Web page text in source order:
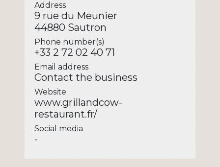
Address
9 rue du Meunier
44880 Sautron
Phone number(s)
+33 2 72 02 40 71
Email address
Contact the business
Website
www.grillandcow-
restaurant.fr/
Social media
-